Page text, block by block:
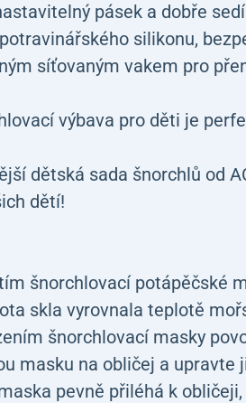
pásek a dobře
silikonu,
síťovaným vakem pro
výbava pro děti je
dětská sada šnorchlů od
dětí!
šnorchlovací potápěčské
skla vyrovnala teplotě
šnorchlovací masky
masku na obličej a upravte
pevně přiléhá k